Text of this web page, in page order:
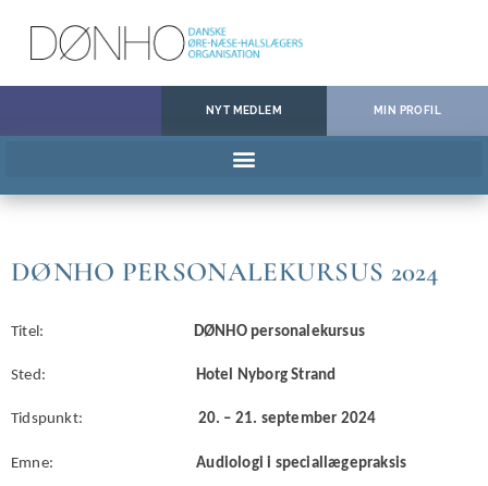
NYT MEDLEM MIN PROFIL
DØNHO PERSONALEKURSUS 2024
Titel: DØNHO personalekursus
Sted: Hotel Nyborg Strand
Tidspunkt: 20. – 21. september 2024
Emne:Audiologi i speciallægepraksis